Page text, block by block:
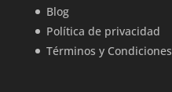
Blog
Política de privacidad
Términos y Condiciones